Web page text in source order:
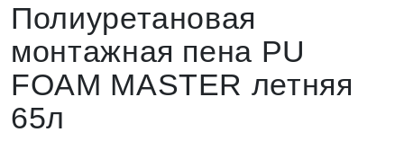
Полиуретановая
монтажная пена PU
FOAM MASTER летняя
65л